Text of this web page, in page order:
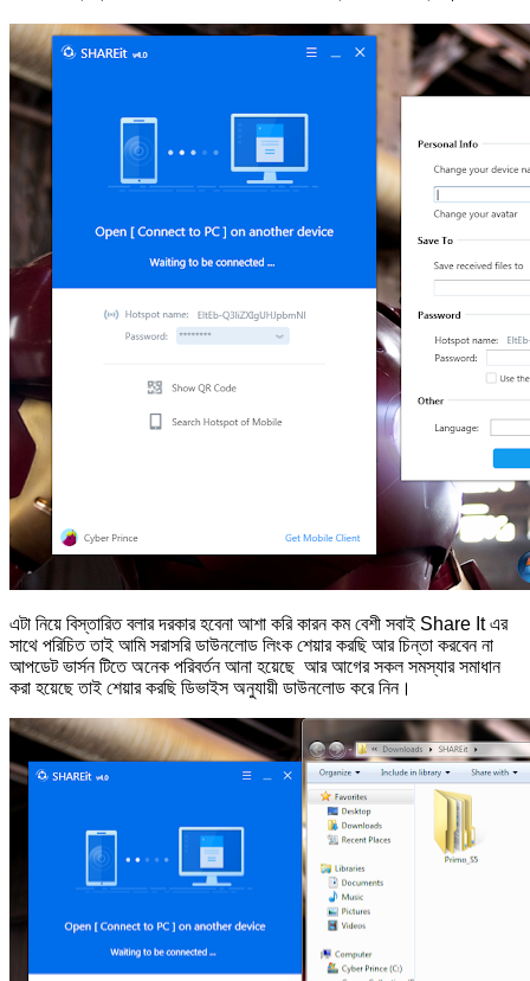
এটা নিয়ে বিস্তারিত বলার দরকার হবেনা আশা করি কারন কম বেশী সবাই Share It এর
সাথে পরিচিত তাই আমি সরাসরি ডাউনলোড লিংক শেয়ার করছি আর চিন্তা করবেন না
আপডেট ভার্সন টিতে অনেক পরিবর্তন আনা হয়েছে আর আগের সকল সমস্যার সমাধান
করা হয়েছে তাই শেয়ার করছি ডিভাইস অনুযায়ী ডাউনলোড করে নিন।